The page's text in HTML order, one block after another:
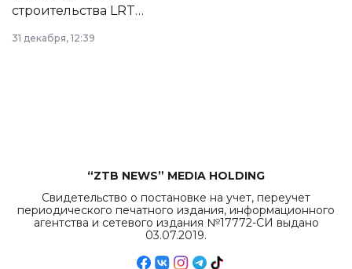
строительства LRT
в Астане из
республиканского
31 декабря, 12:39
“ZTB NEWS” MEDIA HOLDING
Свидетельство о постановке на учет, переучет
периодического печатного издания, информационного
агентства и сетевого издания №17772-СИ выдано
03.07.2019.